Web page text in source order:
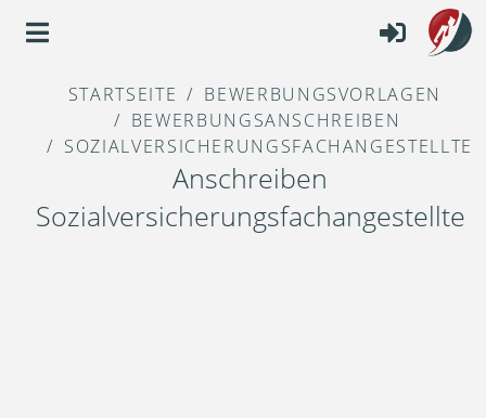
STARTSEITE
BEWERBUNGSVORLAGEN
BEWERBUNGSANSCHREIBEN
SOZIALVERSICHERUNGSFACHANGESTELLTE
Anschreiben
Sozialversicherungsfachangestellte